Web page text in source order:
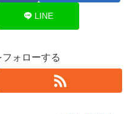
LINE
ォローする